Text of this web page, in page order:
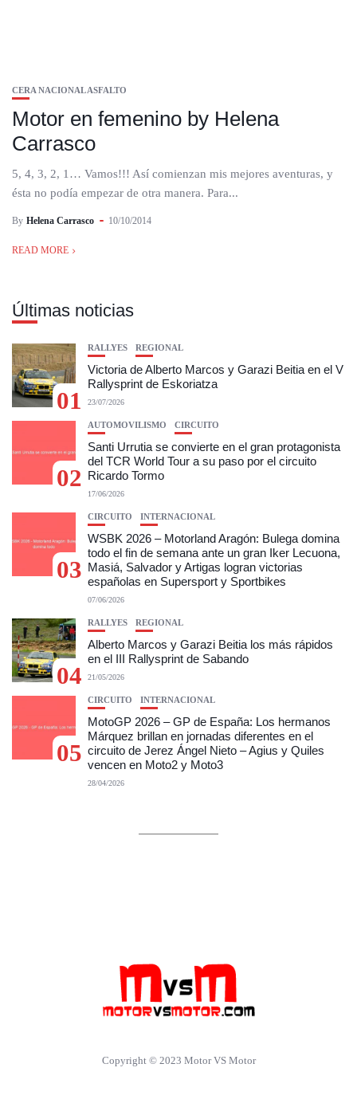
CERA NACIONAL ASFALTO
Motor en femenino by Helena
Carrasco
5, 4, 3, 2, 1… Vamos!!! Así comienzan mis mejores aventuras, y
ésta no podía empezar de otra manera. Para...
By Helena Carrasco 10/10/2014
READ MORE
Últimas noticias
01
RALLYES REGIONAL
Victoria de Alberto Marcos y Garazi Beitia en el V
Rallysprint de Eskoriatza
23/07/2026
02
AUTOMOVILISMO CIRCUITO
Santi Urrutia se convierte en el gran protagonista
del TCR World Tour a su paso por el circuito
Ricardo Tormo
17/06/2026
03
CIRCUITO INTERNACIONAL
WSBK 2026 – Motorland Aragón: Bulega domina
todo el fin de semana ante un gran Iker Lecuona,
Masiá, Salvador y Artigas logran victorias
españolas en Supersport y Sportbikes
07/06/2026
04
RALLYES REGIONAL
Alberto Marcos y Garazi Beitia los más rápidos
en el III Rallysprint de Sabando
21/05/2026
05
CIRCUITO INTERNACIONAL
MotoGP 2026 – GP de España: Los hermanos
Márquez brillan en jornadas diferentes en el
circuito de Jerez Ángel Nieto – Agius y Quiles
vencen en Moto2 y Moto3
28/04/2026
Copyright © 2023 Motor VS Motor